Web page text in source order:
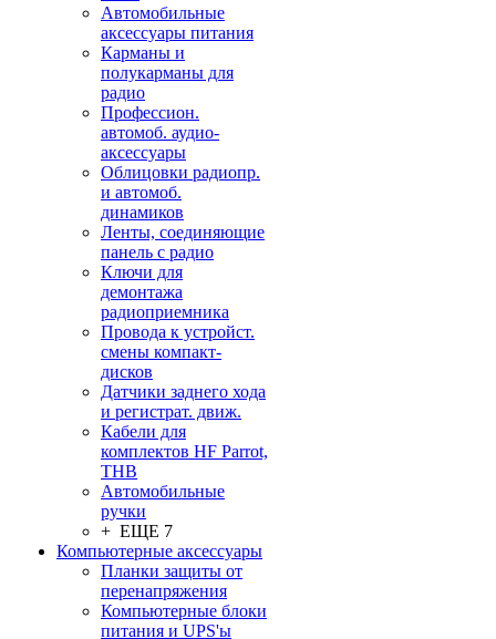
Автомобильные
аксессуары питания
Карманы и
полукарманы для
радио
Профессион.
автомоб. аудио-
аксессуары
Облицовки радиопр.
и автомоб.
динамиков
Ленты, соединяющие
панель с радио
Ключи для
демонтажа
радиоприемника
Провода к устройст.
смены компакт-
дисков
Датчики заднего хода
и регистрат. движ.
Кабели для
комплектов HF Parrot,
THB
Автомобильные
ручки
+ ЕЩЕ 7
Компьютерные аксессуары
Планки защиты от
перенапряжения
Компьютерные блоки
питания и UPS'ы